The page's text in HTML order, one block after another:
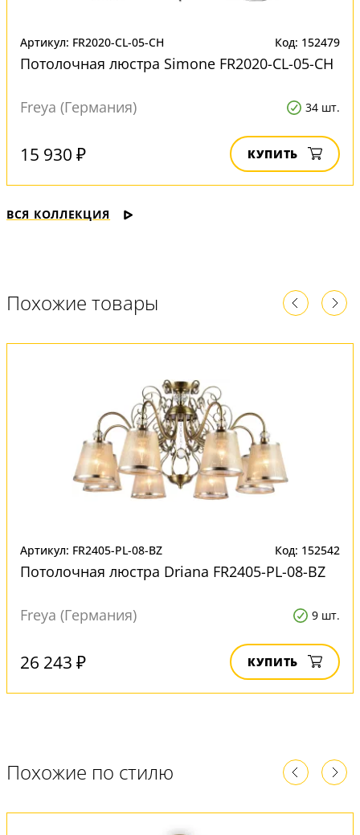
Артикул: FR2020-CL-05-CH Код: 152479
Потолочная люстра Simone FR2020-CL-05-CH
Freya (Германия) 34 шт.
15 930 ₽ КУПИТЬ
ВСЯ КОЛЛЕКЦИЯ
Похожие товары
Артикул: FR2405-PL-08-BZ Код: 152542
Потолочная люстра Driana FR2405-PL-08-BZ
Freya (Германия) 9 шт.
26 243 ₽ КУПИТЬ
Похожие по стилю